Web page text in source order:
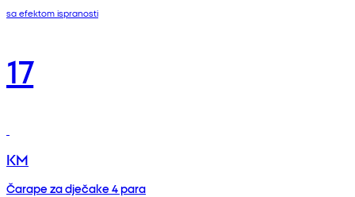
sa efektom ispranosti
17
KM
Čarape za dječake 4 para